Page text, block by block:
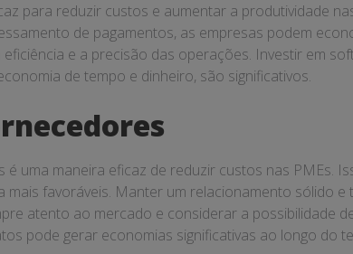
para reduzir custos e aumentar a produtividade
de pagamentos, as empresas podem
e a precisão das operações. Investir em
de tempo e dinheiro, são significativos.
uma maneira eficaz de reduzir custos nas PMEs.
mais favoráveis. Manter um relacionamento sólido
atento ao mercado e considerar a possibilidade
pode gerar economias significativas ao longo do